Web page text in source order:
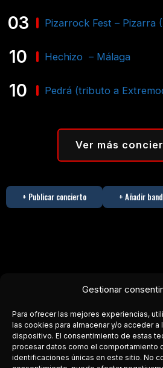
Gestionar
Para ofrecer las mejores experiencias,
las cookies para almacenar y/o acceder a
dispositivo. El consentimiento de estas
procesar datos como el comportamiento
identificaciones únicas en este sitio. No
03 Pizarrock Fest – Pizarra
10 Hechizo – Málaga
10 Pedrá (tributo a
Ver más
+ Publicar concierto + Añadir
COSTA DEL